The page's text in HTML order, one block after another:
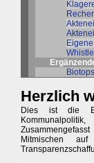
Herzlich
Dies ist die
Mitmischen